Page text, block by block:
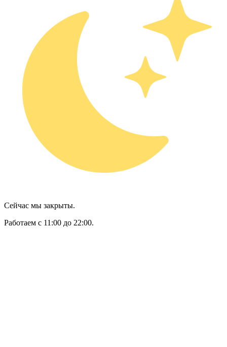
Сейчас мы закрыты.
Работаем с 11:00 до 22:00.